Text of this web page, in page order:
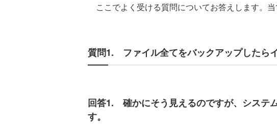
ここでよく受ける質問についてお答えします。
質問1. ファイル全てをバックアップしたら
回答1. 確かにそう見えるのですが、システ
す。